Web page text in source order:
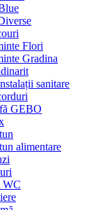
Flori
Gradina
sanitare
GEBO
alimentare
WC